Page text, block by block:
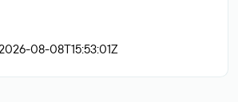
08-08T15:53:01Z